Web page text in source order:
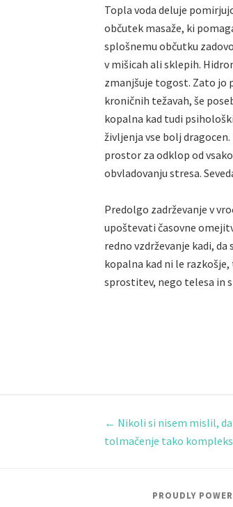
Topla voda deluje
občutek masaže, ki
splošnemu občutku
v mišicah ali sklepih.
zmanjšuje togost. Zato
kroničnih težavah, še
kopalna kad tudi
življenja vse bolj
prostor za odklop od
obvladovanju stresa.
Predolgo zadrževanje v
upoštevati časovne
redno vzdrževanje kadi,
kopalna kad ni le
sprostitev, nego telesa in
← Nikoli si nisem mislil,
tolmačenje tako
PROUDLY